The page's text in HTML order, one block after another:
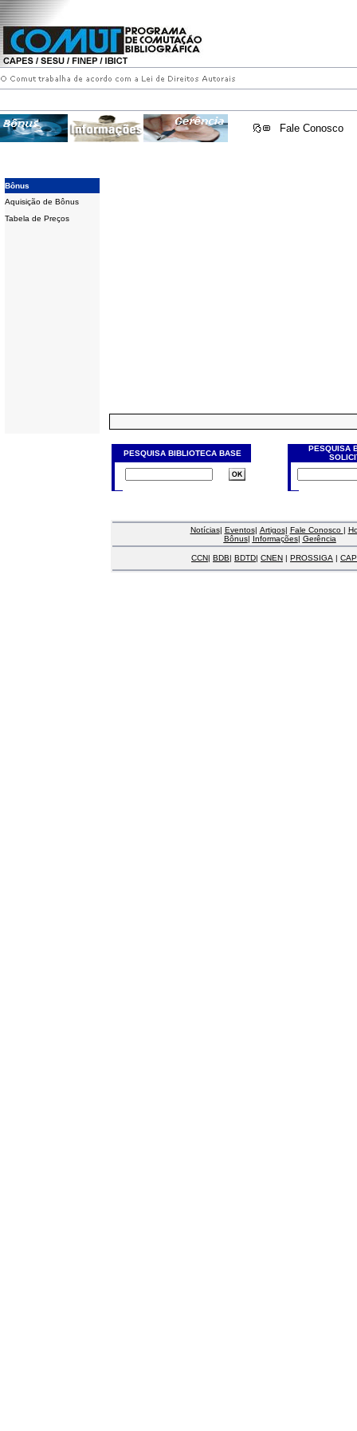
Fale Conosco
Bônus
Aquisição de Bônus
Tabela de Preços
PESQUISA BIBLIOTECA BASE
PESQUISA
Notícias| Eventos| Artigos| Fale Conosco |
Bônus| Informações| Gerência
CCN| BDB| BDTD| CNEN | PROSSIGA |